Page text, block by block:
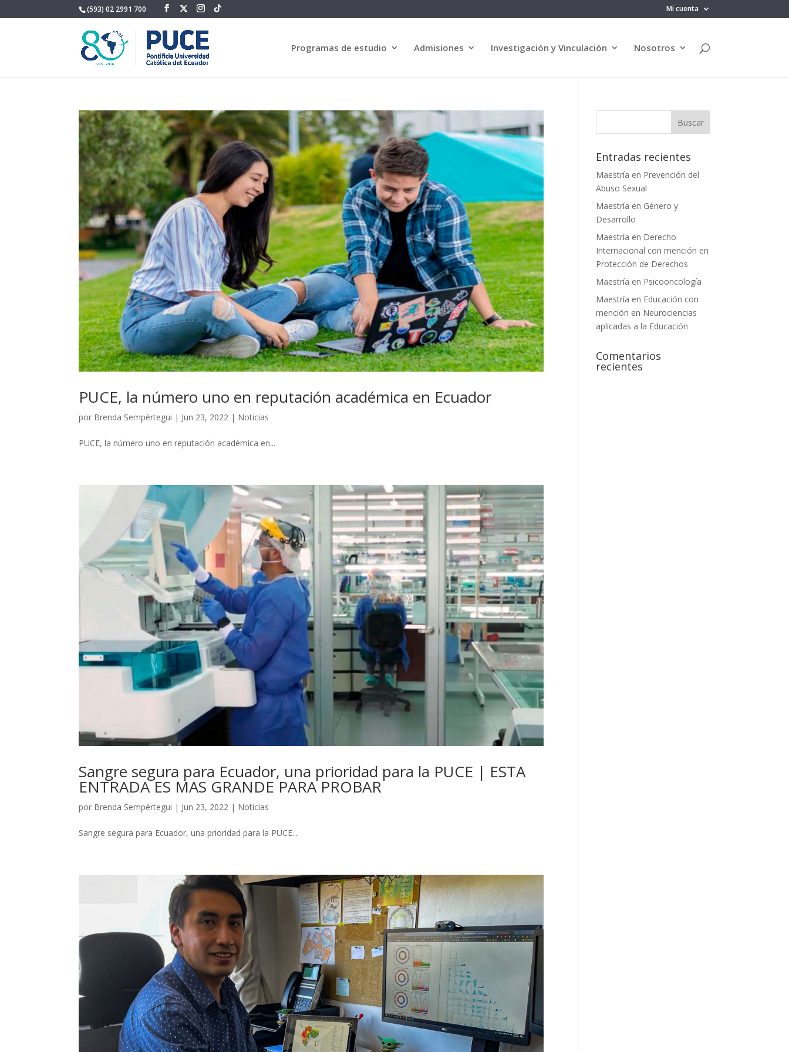
(593) 02 2991 700 Mi cuenta
Programas de estudio Admisiones Investigación y Vinculación Nosotros
PUCE, la número uno en reputación académica en Ecuador
por Brenda Sempértegui | Jun 23, 2022 | Noticias
PUCE, la número uno en reputación académica en...
Sangre segura para Ecuador, una prioridad para la PUCE | ESTA
ENTRADA ES MAS GRANDE PARA PROBAR
por Brenda Sempértegui | Jun 23, 2022 | Noticias
Sangre segura para Ecuador, una prioridad para la PUCE...
Entradas recientes
Maestría en Prevención del
Abuso Sexual
Maestría en Género y
Desarrollo
Maestría en Derecho
Internacional con mención en
Protección de Derechos
Maestría en Psicooncología
Maestría en Educación con
mención en Neurociencias
aplicadas a la Educación
Comentarios
recientes